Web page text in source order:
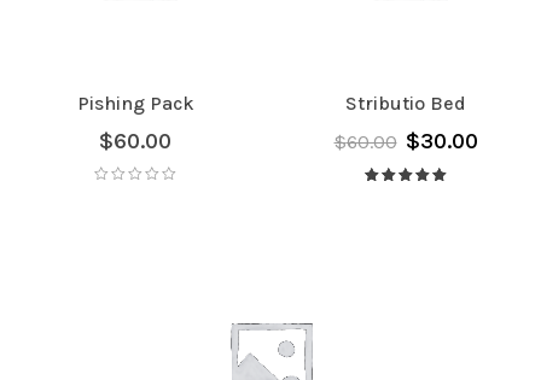
Pishing Pack
$60.00
Stributio Bed
$60.00 $30.00